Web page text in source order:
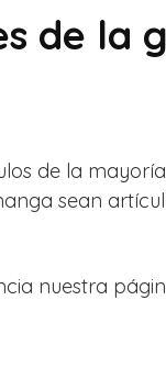
de la
de la
sean
nuestra